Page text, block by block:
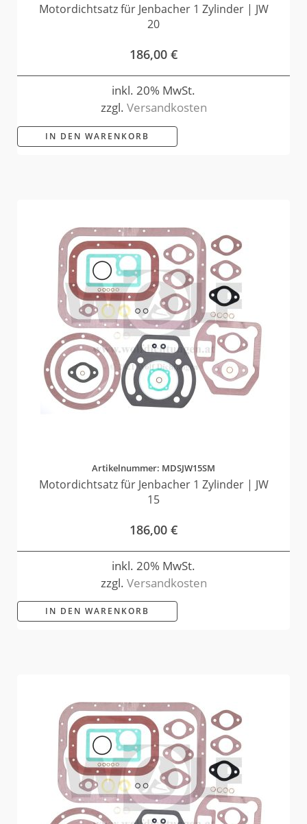
Motordichtsatz für Jenbacher 1 Zylinder | JW
20
186,00 €
inkl. 20% MwSt.
zzgl. Versandkosten
IN DEN WARENKORB
Artikelnummer: MDSJW15SM
Motordichtsatz für Jenbacher 1 Zylinder | JW
15
186,00 €
inkl. 20% MwSt.
zzgl. Versandkosten
IN DEN WARENKORB